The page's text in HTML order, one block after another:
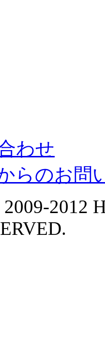
わせ
らのお問
2012